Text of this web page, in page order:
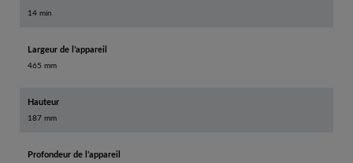
14 min
Largeur de l’appareil
465 mm
Hauteur
187 mm
Profondeur de l’appareil